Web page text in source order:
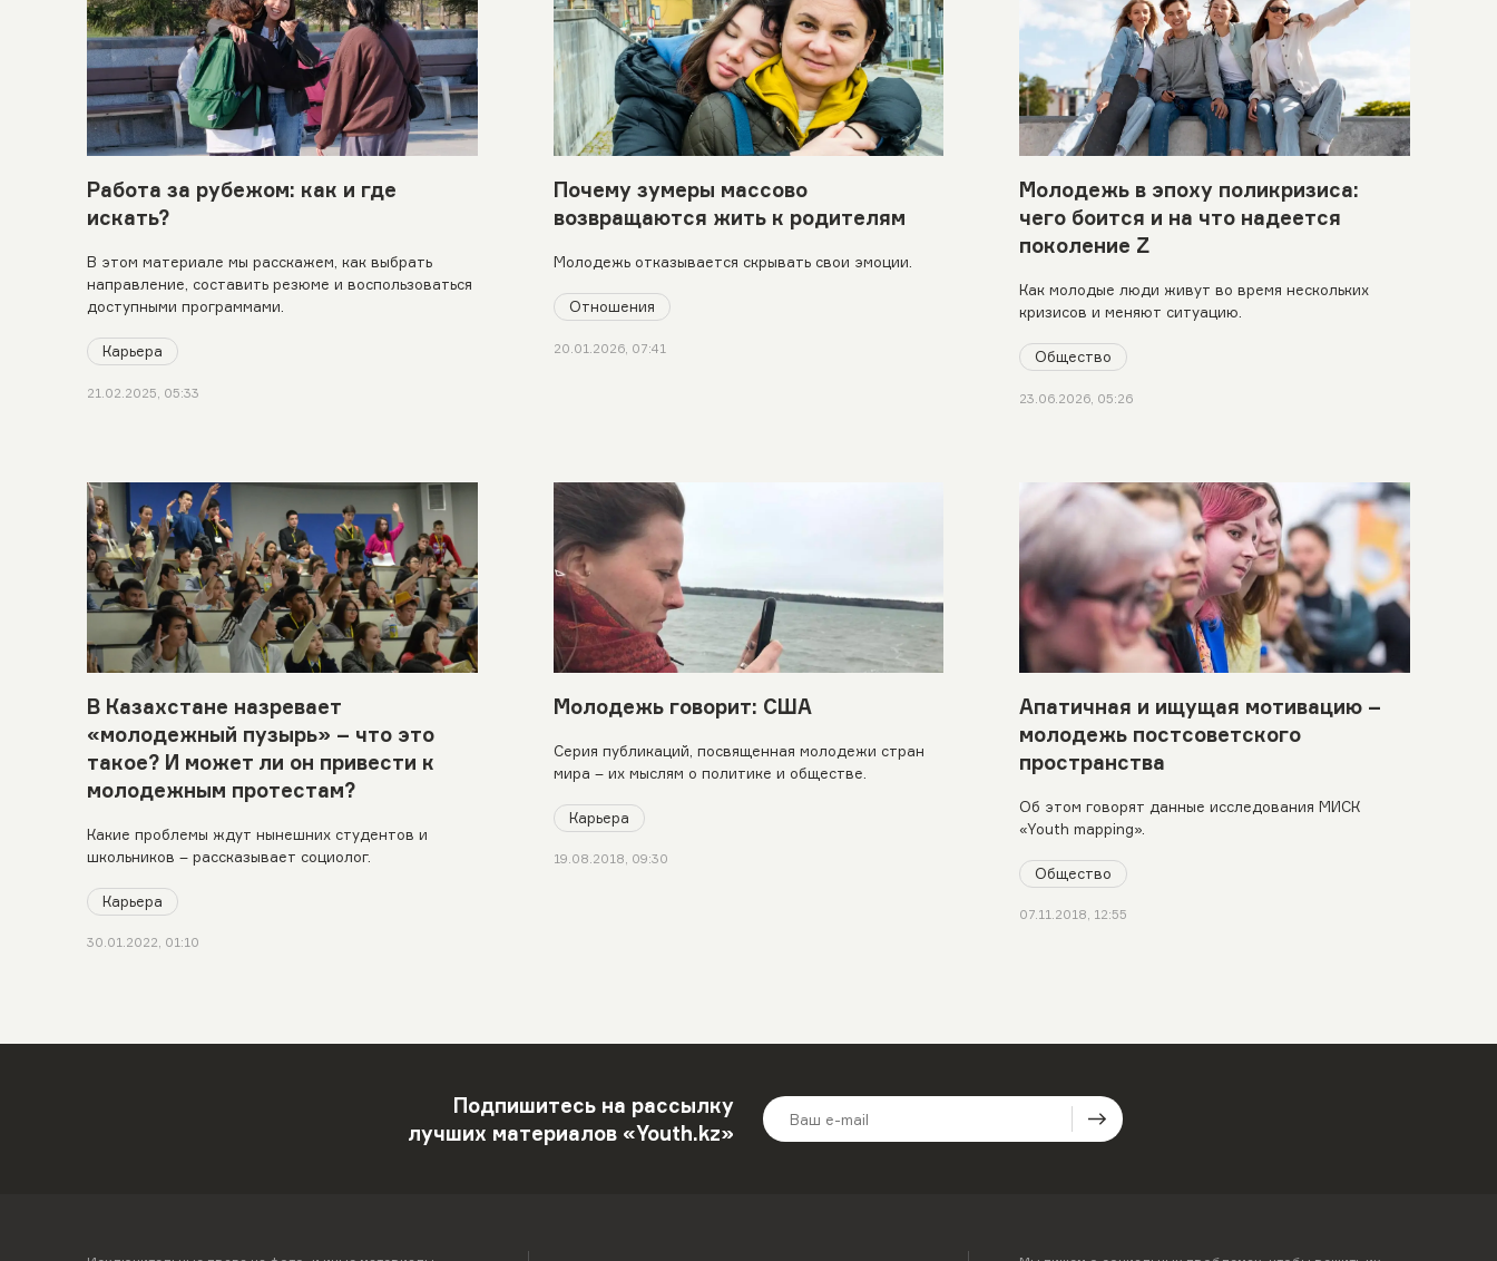
Работа за рубежом: как и где
искать?
В этом материале мы расскажем, как выбрать
направление, составить резюме и воспользоваться
доступными программами.
Карьера
21.02.2025, 05:33
Почему зумеры массово
возвращаются жить к родителям
Молодежь отказывается скрывать свои эмоции.
Отношения
20.01.2026, 07:41
Молодежь в эпоху поликризиса:
чего боится и на что надеется
поколение Z
Как молодые люди живут во время нескольких
кризисов и меняют ситуацию.
Общество
23.06.2026, 05:26
В Казахстане назревает
«молодежный пузырь» – что это
такое? И может ли он привести к
молодежным протестам?
Какие проблемы ждут нынешних студентов и
школьников – рассказывает социолог.
Карьера
30.01.2022, 01:10
Молодежь говорит: США
Серия публикаций, посвященная молодежи стран
мира – их мыслям о политике и обществе.
Карьера
19.08.2018, 09:30
Апатичная и ищущая мотивацию –
молодежь постсоветского
пространства
Об этом говорят данные исследования МИСК
«Youth mapping».
Общество
07.11.2018, 12:55
Подпишитесь на рассылку
лучших материалов «Youth.kz»